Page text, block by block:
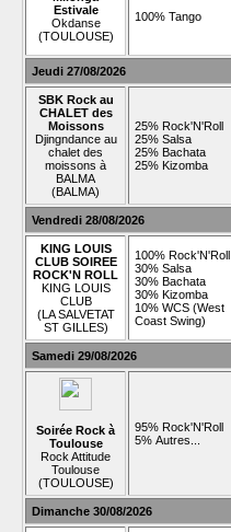
Estivale
Okdanse
(TOULOUSE)
100% Tango
Jeudi 27/08/2026
SBK Rock au
CHALET des
Moissons
Djingndance au
chalet des
moissons à
BALMA
(BALMA)
25% Rock'N'Roll
25% Salsa
25% Bachata
25% Kizomba
Vendredi 28/08/2026
KING LOUIS
CLUB SOIREE
ROCK'N ROLL
KING LOUIS
CLUB
(LA SALVETAT
ST GILLES)
100% Rock'N'Roll
30% Salsa
30% Bachata
30% Kizomba
10% WCS (West
Coast Swing)
Samedi 29/08/2026
Soirée Rock à
Toulouse
Rock Attitude
Toulouse
(TOULOUSE)
95% Rock'N'Roll
5% Autres...
Dimanche 30/08/2026